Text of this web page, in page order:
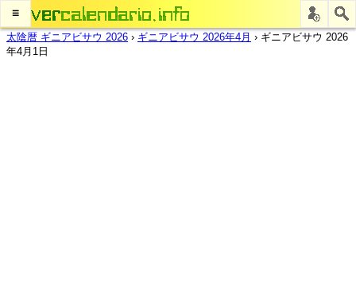
≡
太陰暦 ギニアビサウ 2026 › ギニアビサウ 2026年4月 › ギニアビサウ 2026
年4月1日